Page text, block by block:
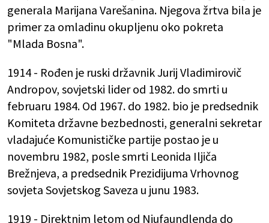
generala Marijana Varešanina. Njegova žrtva bila je
primer za omladinu okupljenu oko pokreta
"Mlada Bosna".
1914 - Rođen je ruski državnik Jurij Vladimirovič
Andropov, sovjetski lider od 1982. do smrti u
februaru 1984. Od 1967. do 1982. bio je predsednik
Komiteta državne bezbednosti, generalni sekretar
vladajuće Komunističke partije postao je u
novembru 1982, posle smrti Leonida Iljiča
Brežnjeva, a predsednik Prezidijuma Vrhovnog
sovjeta Sovjetskog Saveza u junu 1983.
1919 - Direktnim letom od Njufaundlenda do